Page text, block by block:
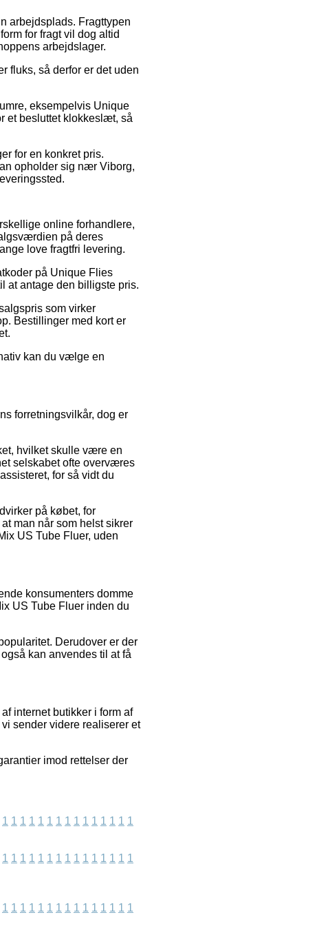
arbejdsplads. Fragttypen
for fragt vil dog altid
arbejdslager.
fluks, så derfor er det uden
eksempelvis Unique
et besluttet klokkeslæt, så
for en konkret pris.
opholder sig nær Viborg,
online forhandlere,
på deres
love fragtfri levering.
på Unique Flies
at antage den billigste pris.
som virker
Bestillinger med kort er
kan du vælge en
forretningsvilkår, dog er
hvilket skulle være en
selskabet ofte overværes
for så vidt du
på købet, for
man når som helst sikrer
US Tube Fluer, uden
konsumenters domme
US Tube Fluer inden du
Derudover er der
kan anvendes til at få
internet butikker i form af
sender videre realiserer et
imod rettelser der
1 1 1 1 1 1 1 1 1 1 1 1 1 1 1
1 1 1 1 1 1 1 1 1 1 1 1 1 1 1
1 1 1 1 1 1 1 1 1 1 1 1 1 1 1